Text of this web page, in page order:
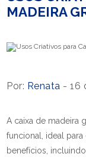
MADEIRA
Por: Renata - 16
A caixa de madeira
funcional, ideal
benefícios,